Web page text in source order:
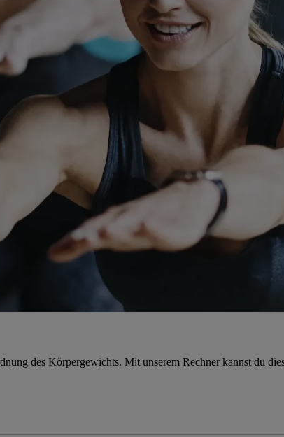
des Körpergewichts. Mit unserem Rechner kannst du